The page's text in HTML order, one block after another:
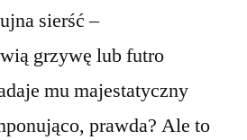
sierść –
grzywę lub futro
mu majestatyczny
prawda? Ale to